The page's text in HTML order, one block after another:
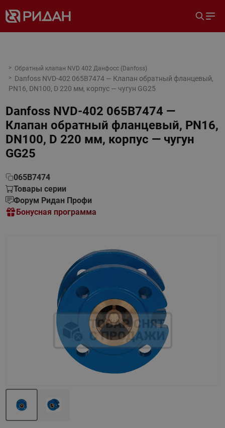
Обратный клапан NVD 402 Данфосс (Danfoss)
Danfoss NVD-402 065B7474 — Клапан обратный фланцевый,
PN16, DN100, D 220 мм, корпус — чугун GG25
Danfoss NVD-402 065B7474 —
Клапан обратный фланцевый, PN16,
DN100, D 220 мм, корпус — чугун
GG25
065B7474
Товары серии
Форум Ридан Профи
Бонусная программа